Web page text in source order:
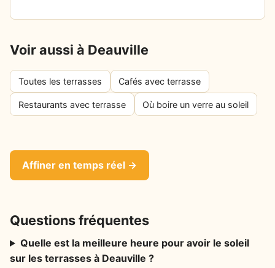
Voir aussi à Deauville
Toutes les terrasses Cafés avec terrasse
Restaurants avec terrasse Où boire un verre au soleil
Affiner en temps réel →
Questions fréquentes
Quelle est la meilleure heure pour avoir le soleil
sur les terrasses à Deauville ?